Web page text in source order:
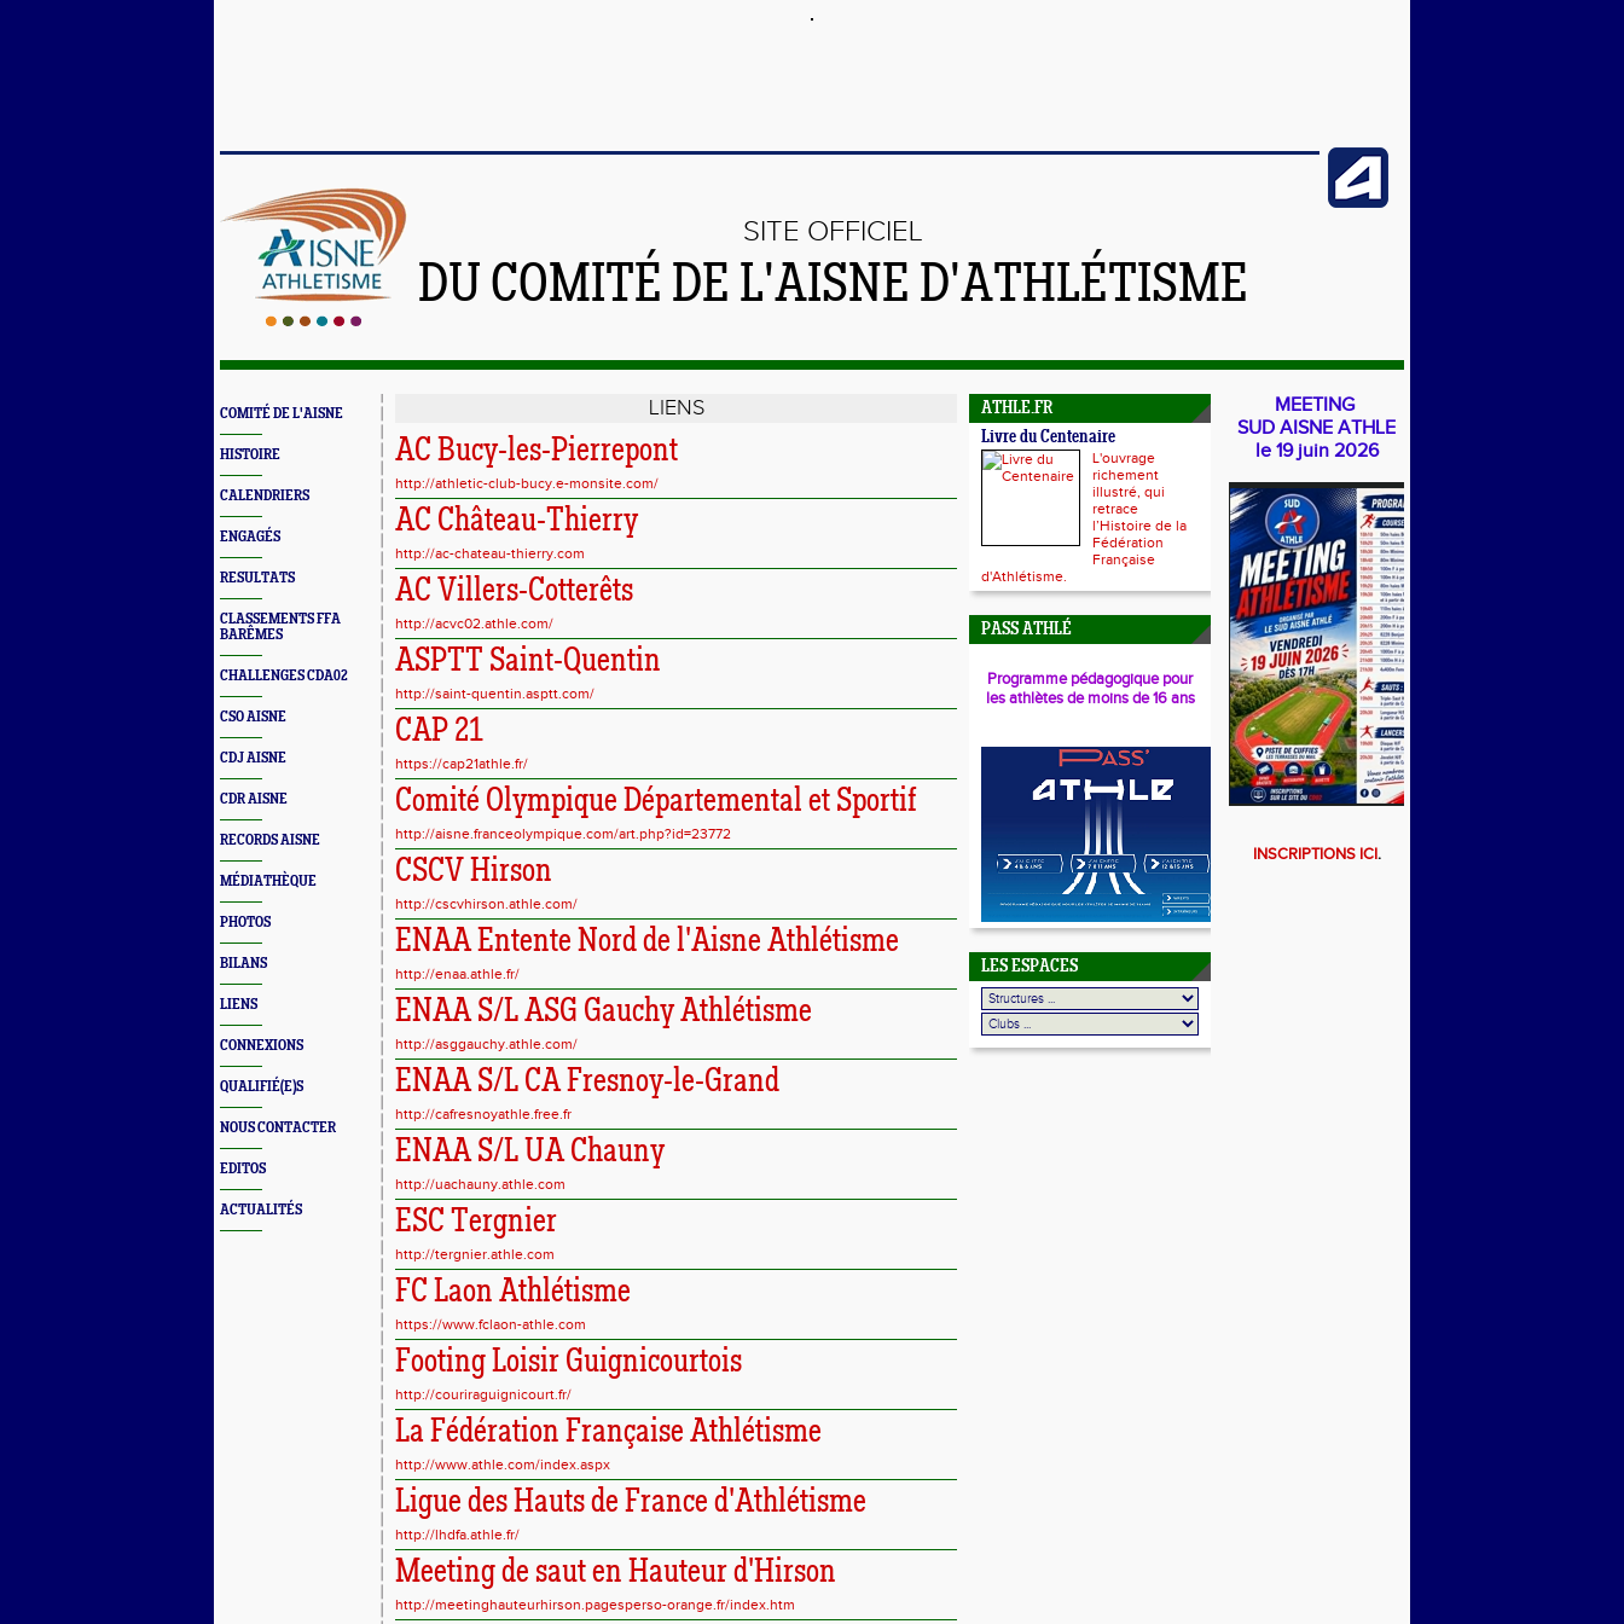
SITE OFFICIEL
DU COMITÉ DE L'AISNE D'ATHLÉTISME
COMITÉ DE L'AISNE
HISTOIRE
CALENDRIERS
ENGAGÉS
RESULTATS
CLASSEMENTS FFA
BARÊMES
CHALLENGES CDA02
CSO AISNE
CDJ AISNE
CDR AISNE
RECORDS AISNE
MÉDIATHÈQUE
PHOTOS
BILANS
LIENS
CONNEXIONS
QUALIFIÉ(E)S
NOUS CONTACTER
EDITOS
ACTUALITÉS
LIENS
AC Bucy-les-Pierrepont
http://athletic-club-bucy.e-monsite.com/
AC Château-Thierry
http://ac-chateau-thierry.com
AC Villers-Cotterêts
http://acvc02.athle.com/
ASPTT Saint-Quentin
http://saint-quentin.asptt.com/
CAP 21
https://cap21athle.fr/
Comité Olympique Départemental et Sportif
http://aisne.franceolympique.com/art.php?id=23772
CSCV Hirson
http://cscvhirson.athle.com/
ENAA Entente Nord de l'Aisne Athlétisme
http://enaa.athle.fr/
ENAA S/L ASG Gauchy Athlétisme
http://asggauchy.athle.com/
ENAA S/L CA Fresnoy-le-Grand
http://cafresnoyathle.free.fr
ENAA S/L UA Chauny
http://uachauny.athle.com
ESC Tergnier
http://tergnier.athle.com
FC Laon Athlétisme
https://www.fclaon-athle.com
Footing Loisir Guignicourtois
http://couriraguignicourt.fr/
La Fédération Française Athlétisme
http://www.athle.com/index.aspx
Ligue des Hauts de France d'Athlétisme
http://lhdfa.athle.fr/
Meeting de saut en Hauteur d'Hirson
http://meetinghauteurhirson.pagesperso-orange.fr/index.htm
ATHLE.FR
Livre du Centenaire
L'ouvrage
richement
illustré, qui
retrace
l’Histoire de la
Fédération
Française
d'Athlétisme.
PASS ATHLÉ
Programme pédagogique pour
les athlètes de moins de 16 ans
LES ESPACES
MEETING
SUD AISNE ATHLE
le 19 juin 2026
INSCRIPTIONS ICI.